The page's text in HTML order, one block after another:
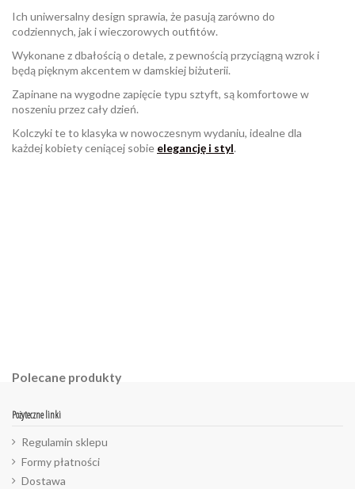
Ich uniwersalny design sprawia, że pasują zarówno do
codziennych, jak i wieczorowych outfitów.
Wykonane z dbałością o detale, z pewnością przyciągną wzrok i
będą pięknym akcentem w damskiej biżuterii.
Zapinane na wygodne zapięcie typu sztyft, są komfortowe w
noszeniu przez cały dzień.
Kolczyki te to klasyka w nowoczesnym wydaniu, idealne dla
każdej kobiety ceniącej sobie elegancję i styl.
Polecane produkty
Pożyteczne linki
Regulamin sklepu
Formy płatności
Dostawa